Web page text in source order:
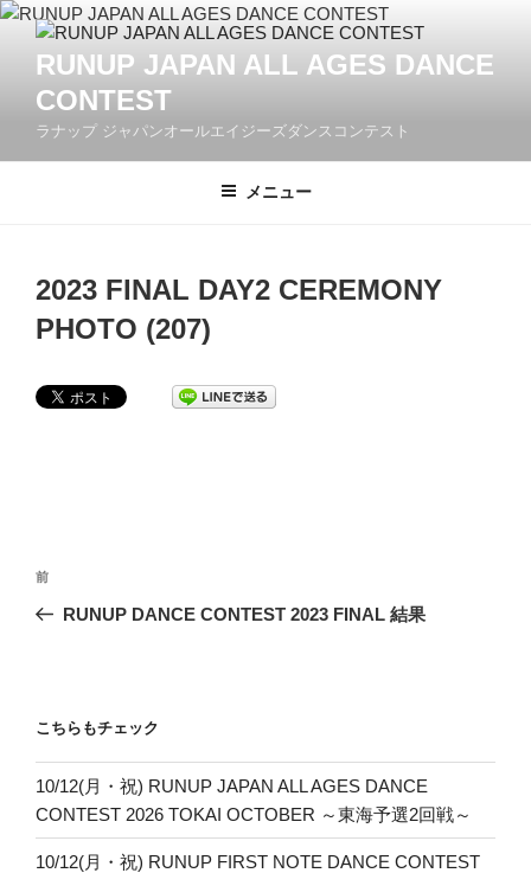
コ
RUNUP JAPAN ALL AGES DANCE
CONTEST
ラナップ ジャパンオールエイジーズダンスコンテスト
メニュー
2023 FINAL DAY2 CEREMONY
PHOTO (207)
投
ー
シ
ョ
ン
前
の
前
RUNUP DANCE CONTEST 2023 FINAL 結果
こちらもチェック
10/12(月・祝) RUNUP JAPAN ALL AGES DANCE
CONTEST 2026 TOKAI OCTOBER ～東海予選2回戦～
10/12(月・祝) RUNUP FIRST NOTE DANCE CONTEST